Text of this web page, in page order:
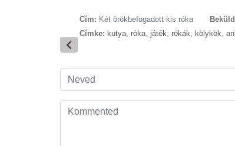
Cím: Két örökbefogadott kis róka
Címke: kutya, róka, játék, rókák, kölykök,